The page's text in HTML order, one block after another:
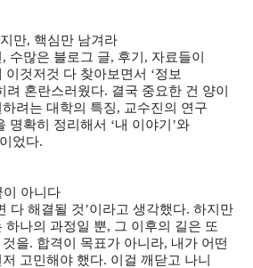
만, 핵심만 남겨라
수많은 블로그 글, 후기, 자료들이
것저것 다 찾아보면서 ‘정보
려 혼란스러웠다. 결국 중요한 건 양이
려는 대학의 특징, 교수진의 연구
명확히 정리해서 ‘내 이야기’와
었다.
이 아니다
다 해결될 것’이라고 생각했다. 하지만
하나의 과정일 뿐, 그 이후의 길은 또
을. 합격이 목표가 아니라, 내가 어떤
고민해야 했다. 이걸 깨닫고 나니